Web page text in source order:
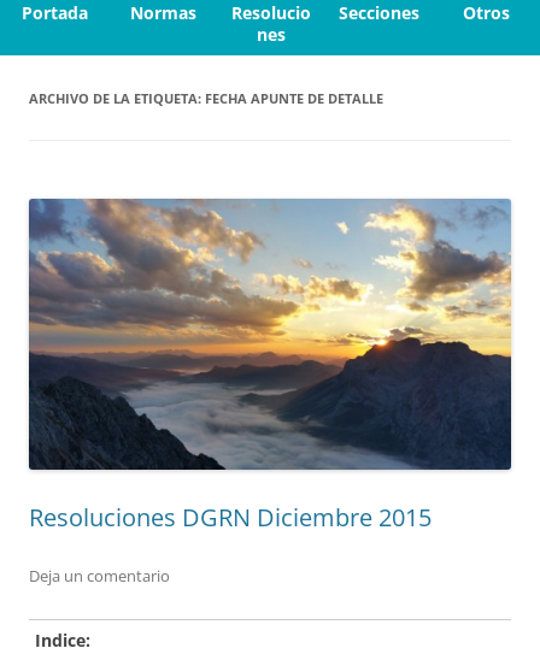
Portada Normas
Resolucio
nes
Secciones Otros
ARCHIVO DE LA ETIQUETA: FECHA APUNTE DE DETALLE
Resoluciones DGRN Diciembre 2015
Deja un comentario
Indice: